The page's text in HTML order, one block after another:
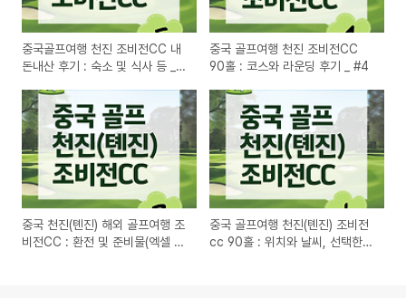
중국골프여행 천진 조비전CC 내
돈내산 후기 : 숙소 및 식사 등 _
중국 골프여행 천진 조비전CC
90홀 : 코스와 라운딩 후기 _ #4
중국 천진(톈진) 해외 골프여행 조
비전CC : 환전 및 준비물(엑셀 파
중국 골프여행 천진(톈진) 조비전
cc 90홀 : 위치와 날씨, 선택한